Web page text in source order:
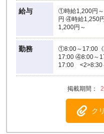
給与
①時給1,200円
円 ④時給1,250
1,200円～
勤務
①8:00～17:00
17:00 ④8:00～
17:00 <2>8:30
ク